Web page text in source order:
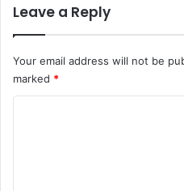
Leave a Reply
Your email address will not be
marked *